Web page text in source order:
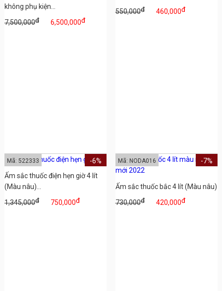
không phụ kiện...
7,500,000đ 6,500,000đ
550,000đ 460,000đ
Ấm sắc thuốc điện hẹn giờ 4 lít
(Màu nâu)...
1,345,000đ 750,000đ
-6%
Mã: 522333
Ấm sắc thuốc bắc 4 lít (Màu nâu)
730,000đ 420,000đ
-7%
Mã: NODA016